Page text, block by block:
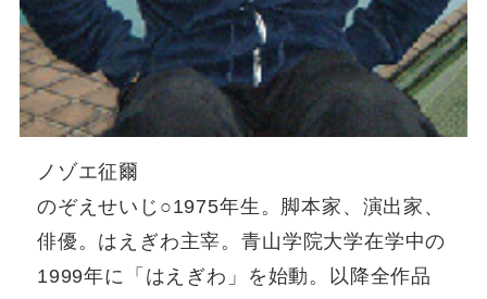
ノゾエ征爾
のぞえせいじ○1975年生。脚本家、演出家、
俳優。はえぎわ主宰。青山学院大学在学中の
1999年に「はえぎわ」を始動。以降全作品